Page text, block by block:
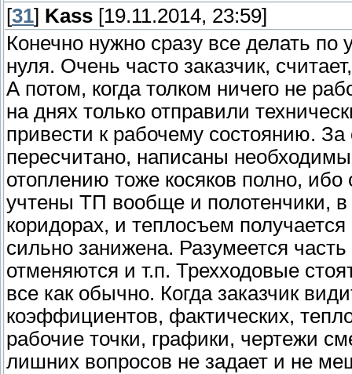
[31] Kass [19.11.2014, 23:59]
Конечно нужно сразу все делать
нуля. Очень часто заказчик,
А потом, когда толком ничего не
на днях только отправили
привести к рабочему состоянию.
пересчитано, написаны
отоплению тоже косяков полно,
учтены ТП вообще и полотенчики,
коридорах, и теплосъем
сильно занижена. Разумеется
отменяются и т.п. Трехходовые
все как обычно. Когда заказчик
коэффициентов, фактических,
рабочие точки, графики, чертежи
лишних вопросов не задает и не